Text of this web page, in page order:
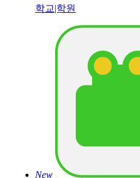
학교|학원
New